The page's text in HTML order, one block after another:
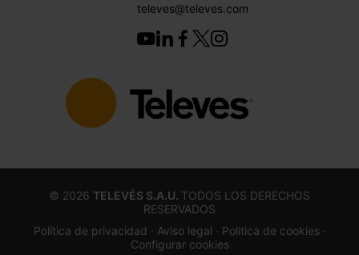
televes@televes.com
© 2026 TELEVÉS S.A.U. TODOS LOS DERECHOS
RESERVADOS
Política de privacidad · Aviso legal · Politica de cookies ·
Configurar cookies